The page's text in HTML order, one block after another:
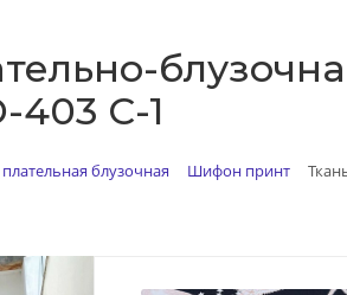
403 C-1
блузочная Шифон принт